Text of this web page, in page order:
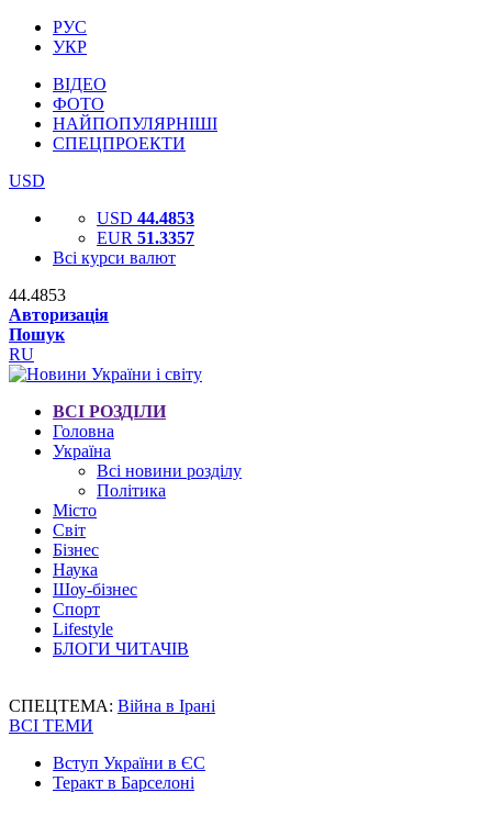
РУС
УКР
ВІДЕО
ФОТО
НАЙПОПУЛЯРНІШІ
СПЕЦПРОЕКТИ
USD
USD 44.4853
EUR 51.3357
Всі курси валют
44.4853
Авторизація
Пошук
RU
ВСІ РОЗДІЛИ
Головна
Україна
Всі новини розділу
Політика
Місто
Світ
Бізнес
Наука
Шоу-бізнес
Спорт
Lifestyle
БЛОГИ ЧИТАЧІВ
СПЕЦТЕМА: Війна в Ірані
ВСІ ТЕМИ
Вступ України в ЄС
Теракт в Барселоні